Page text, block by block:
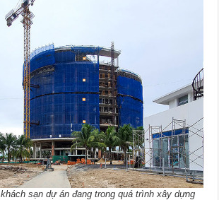
sạn dự án đang trong quá trình xây dựng